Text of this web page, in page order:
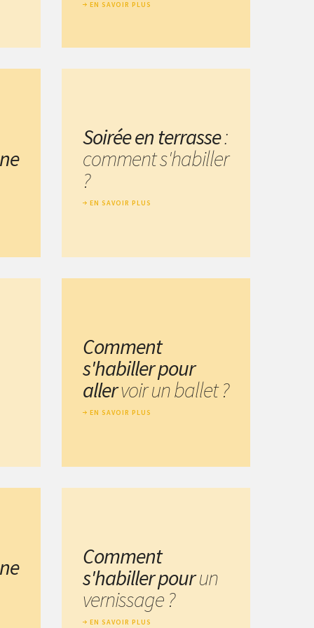
EN SAVOIR PLUS
Soirée en terrasse:
comment s'habiller
?
EN SAVOIR PLUS
Comment
s'habiller pour
allervoir un ballet ?
EN SAVOIR PLUS
Comment
s'habiller pourun
vernissage ?
EN SAVOIR PLUS